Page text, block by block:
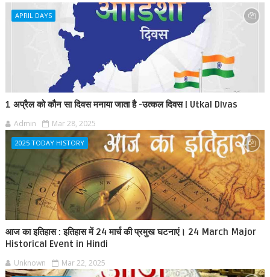
APRIL DAYS
1 अप्रैल को कौन सा दिवस मनाया जाता है -उत्कल दिवस | Utkal Divas
Admin Mar 28, 2025
2025 TODAY HISTORY
आज का इतिहास : इतिहास में 24 मार्च की प्रमुख घटनाएं। 24 March Major
Historical Event in Hindi
Unknown Mar 22, 2025